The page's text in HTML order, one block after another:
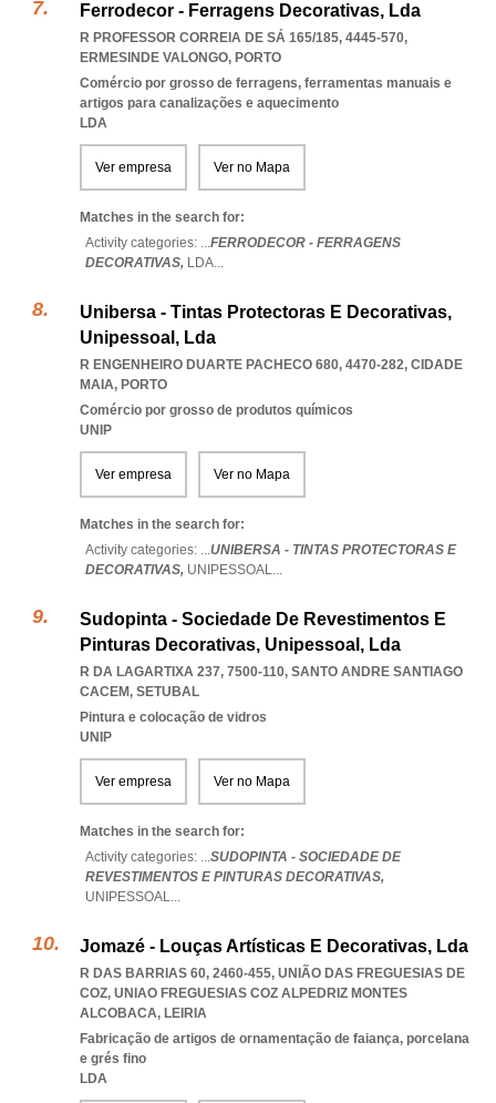
Ferrodecor - Ferragens Decorativas, Lda
R PROFESSOR CORREIA DE SÁ 165/185, 4445-570,
ERMESINDE VALONGO, PORTO
Comércio por grosso de ferragens, ferramentas manuais e
artigos para canalizações e aquecimento
LDA
Ver empresa Ver no Mapa
Matches in the search for:
Activity categories: ...FERRODECOR - FERRAGENS
DECORATIVAS, LDA...
Unibersa - Tintas Protectoras E Decorativas,
Unipessoal, Lda
R ENGENHEIRO DUARTE PACHECO 680, 4470-282, CIDADE
MAIA, PORTO
Comércio por grosso de produtos químicos
UNIP
Ver empresa Ver no Mapa
Matches in the search for:
Activity categories: ...UNIBERSA - TINTAS PROTECTORAS E
DECORATIVAS, UNIPESSOAL...
Sudopinta - Sociedade De Revestimentos E
Pinturas Decorativas, Unipessoal, Lda
R DA LAGARTIXA 237, 7500-110, SANTO ANDRE SANTIAGO
CACEM, SETUBAL
Pintura e colocação de vidros
UNIP
Ver empresa Ver no Mapa
Matches in the search for:
Activity categories: ...SUDOPINTA - SOCIEDADE DE
REVESTIMENTOS E PINTURAS DECORATIVAS,
UNIPESSOAL...
Jomazé - Louças Artísticas E Decorativas, Lda
R DAS BARRIAS 60, 2460-455, UNIÃO DAS FREGUESIAS DE
COZ, UNIAO FREGUESIAS COZ ALPEDRIZ MONTES
ALCOBACA, LEIRIA
Fabricação de artigos de ornamentação de faiança, porcelana
e grés fino
LDA